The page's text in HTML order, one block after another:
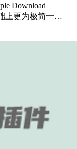
Download
上更为极简一…